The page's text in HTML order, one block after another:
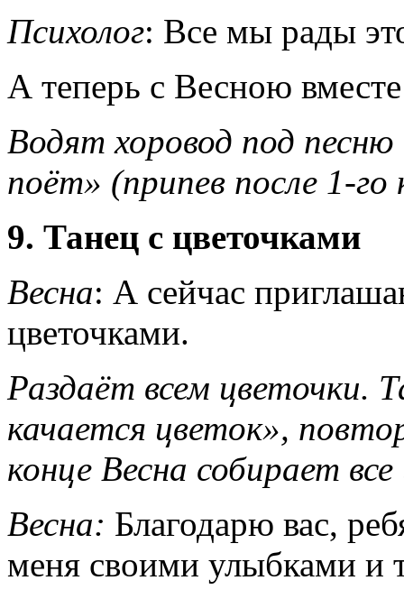
Психолог: Все мы рады
А теперь с Весною
Водят хоровод под песню
поёт» (припев после 1-го
9. Танец с цветочками
Весна: А сейчас
цветочками.
Раздаёт всем цветочки.
качается цветок»,
конце Весна собирает
Весна: Благодарю вас,
меня своими улыбками и